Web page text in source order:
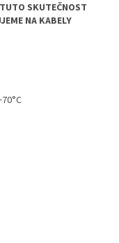
SKUTEČNOST
NA KABELY